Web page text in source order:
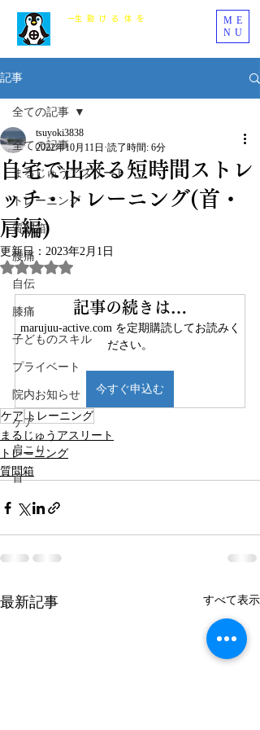
​一生動ける体を
ME
NU
記事
全ての記事
まるじゅうアスリート
トレーニング
質問箱
腰痛
自伝
膝痛
子どものスキル
プライベート
院内お知らせ
ケア
肩こり
首
全ての記事
自宅で出来る短時間ストレ
ッチ・トレーニング(首・
肩編)
tsuyoki3838
2022年10月11日 読了時間: 6分
更新日： 2023年2月1日
5つ星のうちNaNと評価されています。
記事の続きは…
marujuu-active.com を定期購読してお読みく
ださい。
今すぐ申込む
ケア トレーニング
まるじゅうアスリート
トレーニング
質問箱
最新記事 すべて表示